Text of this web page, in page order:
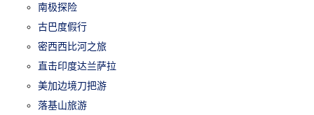
南极探险
古巴度假行
密西西比河之旅
直击印度达兰萨拉
美加边境刀把游
落基山旅游